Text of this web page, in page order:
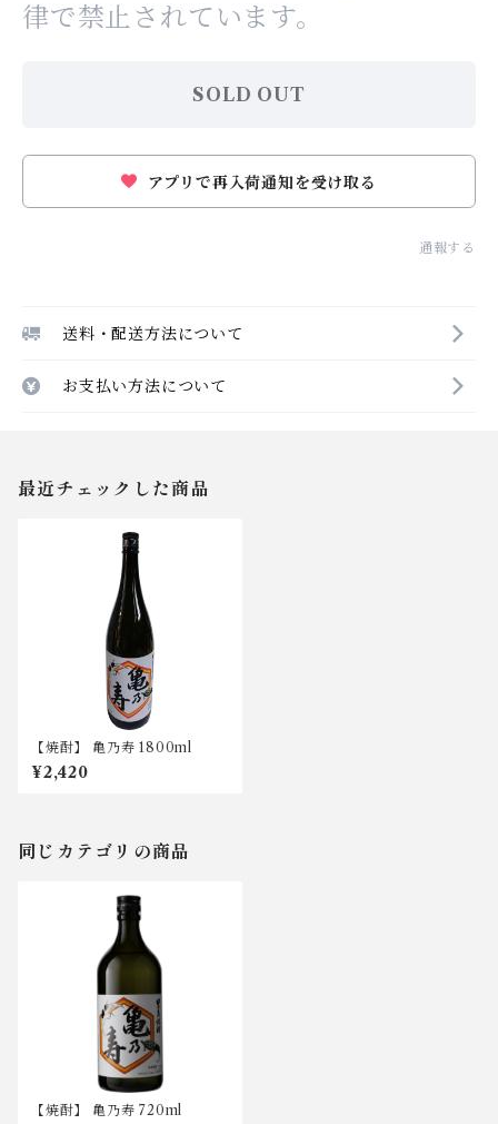
律で禁止されています。
SOLD OUT
アプリで再入荷通知を受け取る
通報する
送料・配送方法について
お支払い方法について
最近チェックした商品
【焼酎】 亀乃寿 1800ml
¥2,420
同じカテゴリの商品
【焼酎】 亀乃寿 720ml